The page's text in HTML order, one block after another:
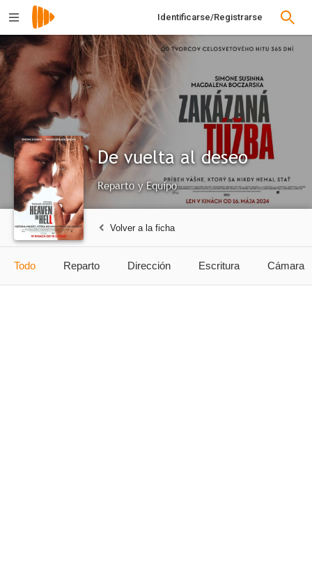
Identificarse/Registrarse
De vuelta al deseo
Reparto y Equipo
Volver a la ficha
Todo Reparto Dirección Escritura Cámara